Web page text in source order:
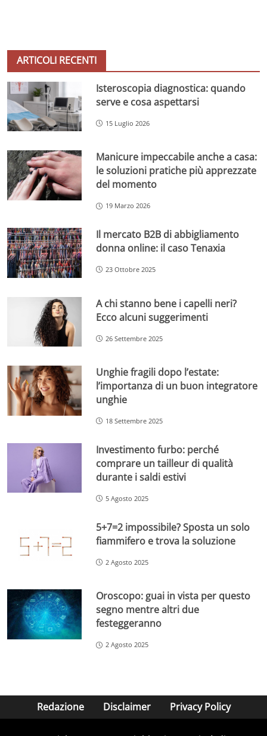
ARTICOLI RECENTI
Isteroscopia diagnostica: quando
serve e cosa aspettarsi
15 Luglio 2026
Manicure impeccabile anche a casa:
le soluzioni pratiche più apprezzate
del momento
19 Marzo 2026
Il mercato B2B di abbigliamento
donna online: il caso Tenaxia
23 Ottobre 2025
A chi stanno bene i capelli neri?
Ecco alcuni suggerimenti
26 Settembre 2025
Unghie fragili dopo l’estate:
l’importanza di un buon integratore
unghie
18 Settembre 2025
Investimento furbo: perché
comprare un tailleur di qualità
durante i saldi estivi
5 Agosto 2025
5+7=2 impossibile? Sposta un solo
fiammifero e trova la soluzione
2 Agosto 2025
Oroscopo: guai in vista per questo
segno mentre altri due
festeggeranno
2 Agosto 2025
Redazione Disclaimer Privacy Policy